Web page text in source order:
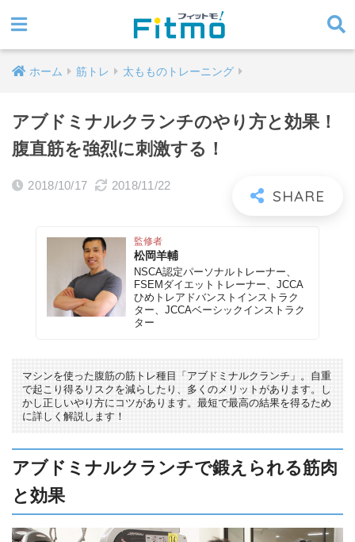
ホーム 筋トレ 太もものトレーニング
アブドミナルクランチのやり方と効果！
腹直筋を強烈に刺激する！
2018/10/17 2018/11/22
監修者
松岡羊輔
NSCA認定パーソナルトレーナー、
FSEMダイエットトレーナー、JCCA
ひめトレアドバンストインストラク
ター、JCCAベーシックインストラク
ター
マシンを使った腹筋の筋トレ種目「アブドミナルクランチ」。自重
で起こり得るリスクを減らしたり、多くのメリットがあります。し
かし正しいやり方にコツがあります。最短で最高の結果を得るため
に詳しく解説します！
アブドミナルクランチで鍛えられる筋肉
と効果